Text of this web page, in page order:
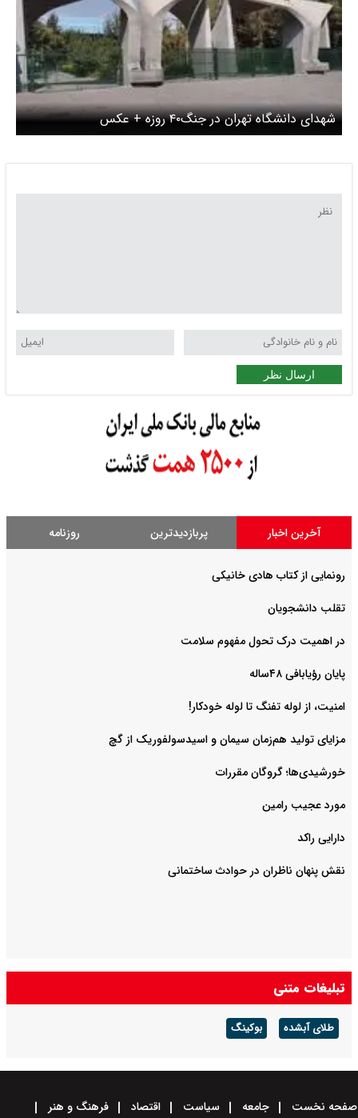
شهدای دانشگاه تهران در جنگ۴۰ روزه + عکس
ارسال نظر
آخرین اخبار پربازدیدترین روزنامه
رونمایی از کتاب هادی خانیکی
‌تقلب دانشجویان
در اهمیت درک تحول مفهوم سلامت
پایان رؤیابافی ۴۸ساله
امنیت، از لوله تفنگ تا ‌لوله خودکار!
مزایای تولید هم‌زمان سیمان و اسیدسولفوریک از گچ
خورشیدی‌ها؛ گروگان مقررات
مورد عجیب رامین
دارایی راکد
نقش پنهان ناظران در حوادث ساختمانی
تبلیغات متنی
طلای آبشده بوکینگ
صفحه نخست جامعه سیاست اقتصاد فرهنگ و هنر